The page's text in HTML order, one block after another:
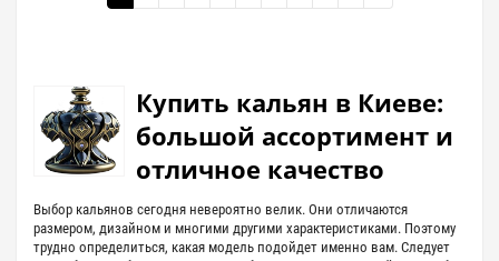
Купить кальян в Киеве:
большой ассортимент и
отличное качество
Выбор кальянов сегодня невероятно велик. Они отличаются
размером, дизайном и многими другими характеристиками. Поэтому
трудно определиться, какая модель подойдет именно вам. Следует